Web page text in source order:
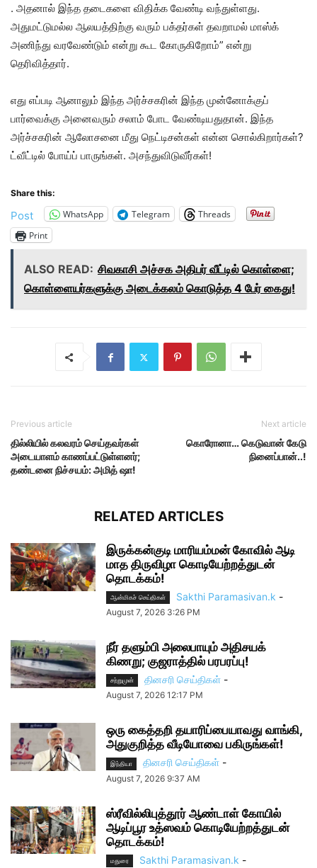
. அதனால் இந்த தடைகளை விதிக்க வேண்டி வந்துள்ளது.
அதுமட்டுமல்ல ஆலயத்திற்கு வரும் பக்தர்கள் தவறாமல் மாஸ்க்
அணிந்து வரவேண்டும் என்று கூட கோருகிறோம்” என்று
தெரிவித்தார்.
எது எப்படி ஆனாலும் இந்த அர்ச்சகரின் இந்த முன்னோக்குப்
பார்வைக்கு அனைவரும் சலாம் போட வேண்டியதுதான். இந்த
அர்ச்சகரின் ஆலோசனை மீது நெட்டிசன்கள் என்ன சொல்கிறார்கள்?
ட்வீட்டில் போய்ப் பாருங்கள். அசந்துவிடுவீர்கள்!
Share this:
Post WhatsApp Telegram
Threads
Print
ALSO READ: சிவகாசி அச்சக அதிபர் வீட்டில் கொள்ளை;
கொள்ளையர்களுக்கு அடைக்கலம் கொடுத்த 4 பேர் கைது!
Previous article
தில்லியில் கலவரம் செய்தவர்கள்
அடையாளம் காணப்பட்டுள்ளனர்;
தண்டனை நிச்சயம்: அமித் ஷா!
Next article
கொரோனா… கெடுவான் கேடு
நினைப்பான்..!
RELATED ARTICLES
இருக்கன்குடி மாரியம்மன் கோவில் ஆடி
மாத திருவிழா கொடியேற்றத்துடன்
தொடக்கம்!
ஆன்மிகச் செய்திகள் Sakthi Paramasivan.k -
August 7, 2026 3:26 PM
நீர் தளும்பி அலைபாயும் அதிசயக்
கிணறு; குஜராத்தில் பரபரப்பு!
சற்றுமுன் தினசரி செய்திகள் -
August 7, 2026 12:17 PM
ஒரு கைத்தறி தயாரிப்பையாவது வாங்கி,
அதுகுறித்த வீடியோவை பகிருங்கள்!
இந்தியா தினசரி செய்திகள் -
August 7, 2026 9:37 AM
ஸ்ரீவில்லிபுத்தூர் ஆண்டாள் கோயில்
ஆடிப்பூர உத்ஸவம் கொடியேற்றத்துடன்
தொடக்கம்!
மதுரை Sakthi Paramasivan.k -